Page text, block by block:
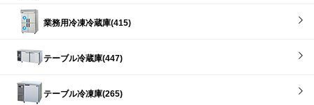
業務用冷凍冷蔵庫(415)
テーブル冷蔵庫(447)
テーブル冷凍庫(265)